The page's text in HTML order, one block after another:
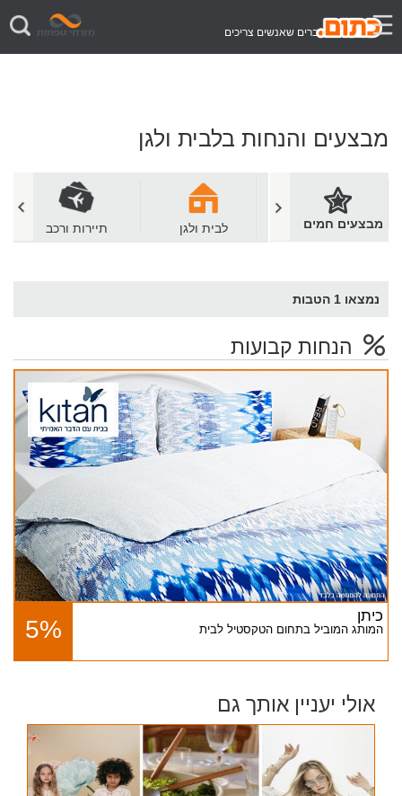
דברים שאנשים צריכים
מבצעים והנחות בלבית ולגן
מבצעים חמים
מסעדות ובתי קפה לבית ולגן תיירות ורכב
נמצאו 1 הטבות
הנחות קבועות
כיתן
המותג המוביל בתחום הטקסטיל לבית 5%
אולי יעניין אותך גם